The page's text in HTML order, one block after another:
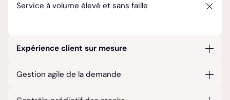
Service à volume élevé et sans faille
Expérience client sur mesure
Optimisez l'expérience client, même dans les
Gestion agile de la demande